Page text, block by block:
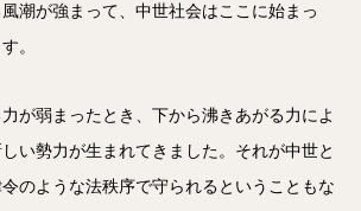
潮が強まって、中世社会はここに始まっ
。
力が弱まったとき、下から沸きあがる力によ
い勢力が生まれてきました。それが中世と
のような法秩序で守られるということもな